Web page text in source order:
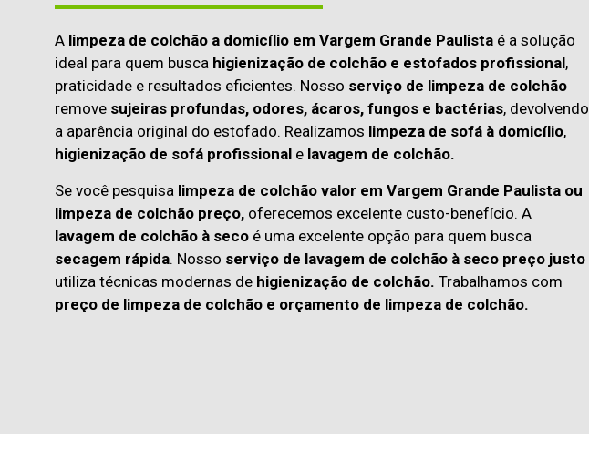
A limpeza de colchão a domicílio em Vargem Grande Paulista é a solução
ideal para quem busca higienização de colchão e estofados profissional,
praticidade e resultados eficientes. Nosso serviço de limpeza de colchão
remove sujeiras profundas, odores, ácaros, fungos e bactérias, devolvendo
a aparência original do estofado. Realizamos limpeza de sofá à domicílio,
higienização de sofá profissional e lavagem de colchão.
Se você pesquisa limpeza de colchão valor em Vargem Grande Paulista ou
limpeza de colchão preço, oferecemos excelente custo-benefício. A
lavagem de colchão à seco é uma excelente opção para quem busca
secagem rápida. Nosso serviço de lavagem de colchão à seco preço justo
utiliza técnicas modernas de higienização de colchão. Trabalhamos com
preço de limpeza de colchão e orçamento de limpeza de colchão.